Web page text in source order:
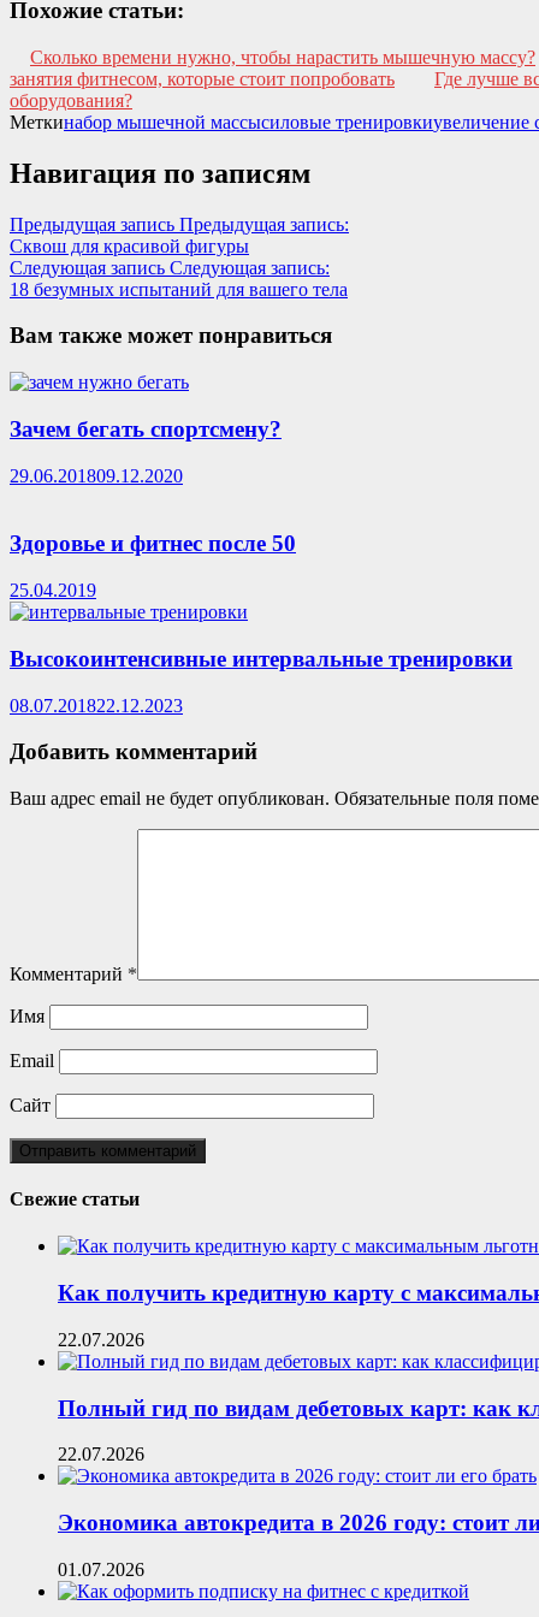
Похожие статьи:
Сколько времени нужно, чтобы нарастить мышечную массу?
занятия фитнесом, которые стоит попробовать
Где лучше
оборудования?
Меткинабор мышечной массысиловые тренировкиувеличение
Навигация по записям
Предыдущая запись Предыдущая запись:
Сквош для красивой фигуры
Следующая запись Следующая запись:
18 безумных испытаний для вашего тела
Вам также может понравиться
Зачем бегать спортсмену?
29.06.201809.12.2020
Здоровье и фитнес после 50
25.04.2019
Высокоинтенсивные интервальные тренировки
08.07.201822.12.2023
Добавить комментарий
Ваш адрес email не будет опубликован. Обязательные поля
Комментарий *
Имя
Email
Сайт
Свежие статьи
Как получить кредитную карту с
22.07.2026
Полный гид по видам дебетовых карт: как
22.07.2026
Экономика автокредита в 2026 году: стоит
01.07.2026